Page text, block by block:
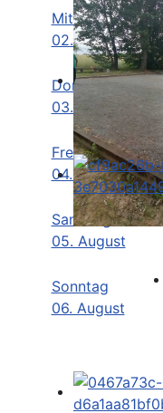
Mittwoch
02. August
Donnerstag
03. August
Freitag
04. August
Samstag
05. August
Sonntag
06. August